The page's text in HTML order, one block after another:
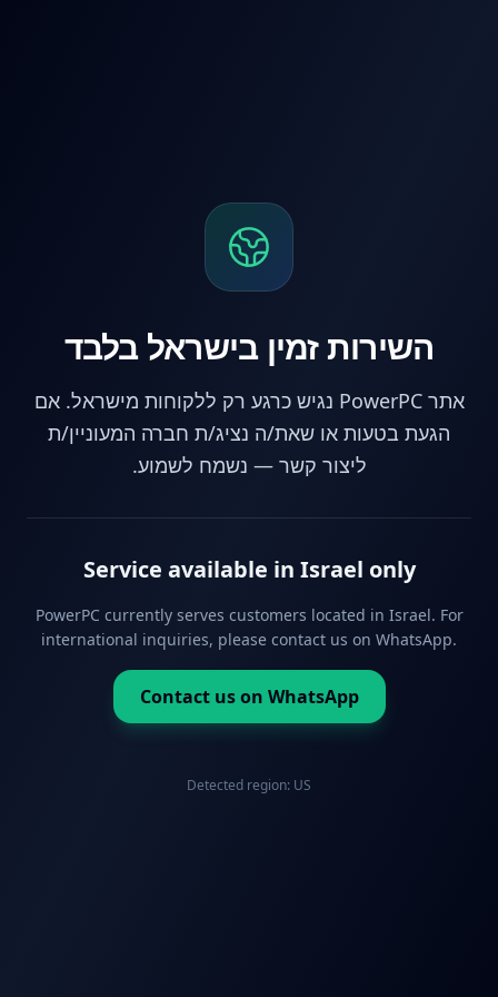
השירות זמין בישראל בלבד
אתר PowerPC נגיש כרגע רק ללקוחות מישראל. אם
הגעת בטעות או שאת/ה נציג/ת חברה המעוניין/ת
ליצור קשר — נשמח לשמוע.
Service available in Israel only
PowerPC currently serves customers located in Israel. For
international inquiries, please contact us on WhatsApp.
Contact us on WhatsApp
Detected region: US